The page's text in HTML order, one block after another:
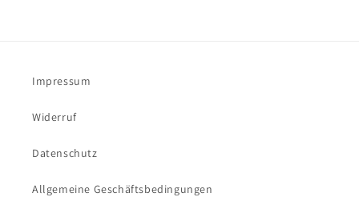
Impressum
Widerruf
Datenschutz
Allgemeine Geschäftsbedingungen